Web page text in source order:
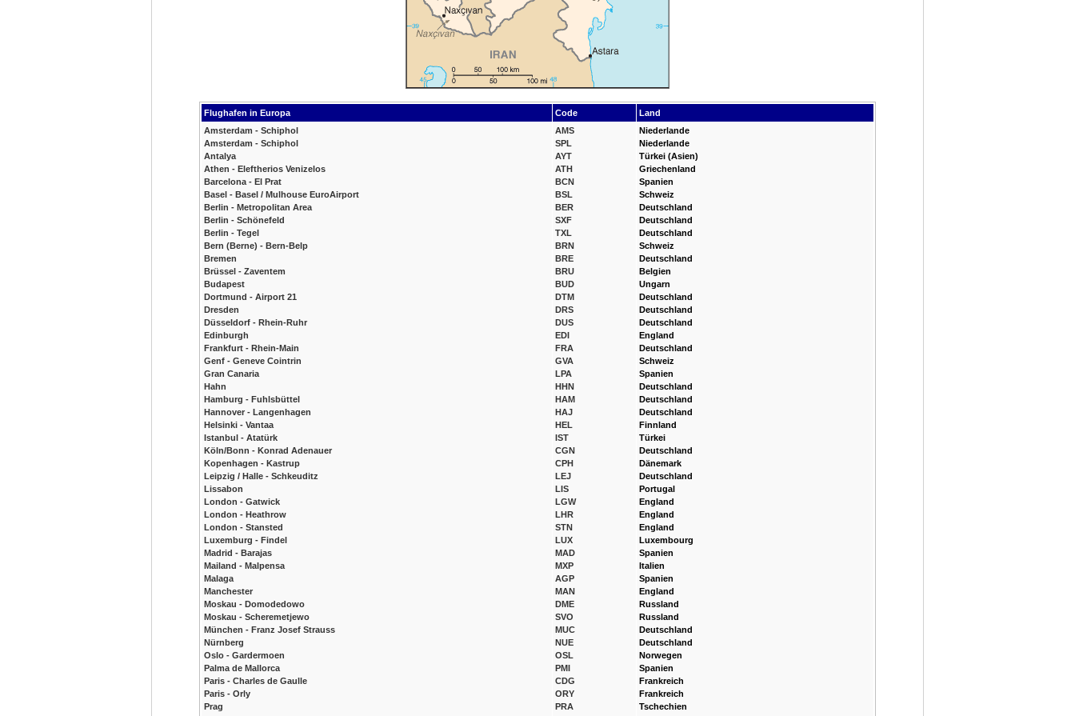
Flughafen in Europa Code
Land
Amsterdam - Schiphol
Amsterdam - Schiphol
Antalya
Athen - Eleftherios Venizelos
Barcelona - El Prat
Basel - Basel / Mulhouse EuroAirport
Berlin - Metropolitan Area
Berlin - Schönefeld
Berlin - Tegel
Bern (Berne) - Bern-Belp
Bremen
Brüssel - Zaventem
Budapest
Dortmund - Airport 21
Dresden
Düsseldorf - Rhein-Ruhr
Edinburgh
Frankfurt - Rhein-Main
Genf - Geneve Cointrin
Gran Canaria
Hahn
Hamburg - Fuhlsbüttel
Hannover - Langenhagen
Helsinki - Vantaa
Istanbul - Atatürk
Köln/Bonn - Konrad Adenauer
Kopenhagen - Kastrup
Leipzig / Halle - Schkeuditz
Lissabon
London - Gatwick
London - Heathrow
London - Stansted
Luxemburg - Findel
Madrid - Barajas
Mailand - Malpensa
Malaga
Manchester
Moskau - Domodedowo
Moskau - Scheremetjewo
München - Franz Josef Strauss
Nürnberg
Oslo - Gardermoen
Palma de Mallorca
Paris - Charles de Gaulle
Paris - Orly
Prag
AMS
SPL
AYT
ATH
BCN
BSL
BER
SXF
TXL
BRN
BRE
BRU
BUD
DTM
DRS
DUS
EDI
FRA
GVA
LPA
HHN
HAM
HAJ
HEL
IST
CGN
CPH
LEJ
LIS
LGW
LHR
STN
LUX
MAD
MXP
AGP
MAN
DME
SVO
MUC
NUE
OSL
PMI
CDG
ORY
PRA
Niederlande
Niederlande
Türkei (Asien)
Griechenland
Spanien
Schweiz
Deutschland
Deutschland
Deutschland
Schweiz
Deutschland
Belgien
Ungarn
Deutschland
Deutschland
Deutschland
England
Deutschland
Schweiz
Spanien
Deutschland
Deutschland
Deutschland
Finnland
Türkei
Deutschland
Dänemark
Deutschland
Portugal
England
England
England
Luxembourg
Spanien
Italien
Spanien
England
Russland
Russland
Deutschland
Deutschland
Norwegen
Spanien
Frankreich
Frankreich
Tschechien